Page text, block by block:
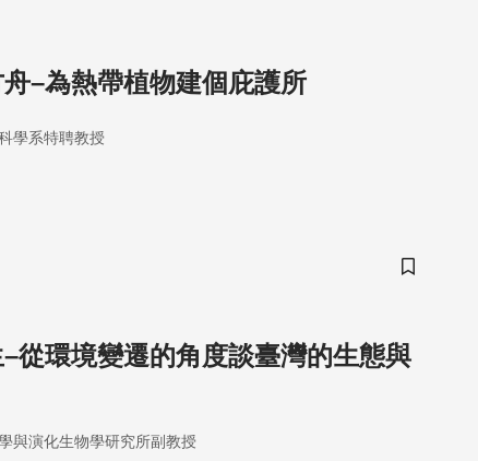
–為熱帶植物建個庇護所
學系特聘教授
儲存書籤
從環境變遷的角度談臺灣的生態與
與演化生物學研究所副教授